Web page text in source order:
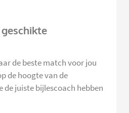
de beste match voor jou
de hoogte van de
juiste bijlescoach hebben